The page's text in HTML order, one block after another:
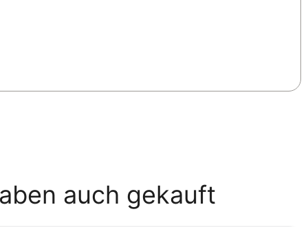
auch gekauft